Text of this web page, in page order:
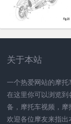
关于本站
一个热爱网站的摩托
在这里你可以浏览
备，摩托车视频，
欢迎各位摩友来指出